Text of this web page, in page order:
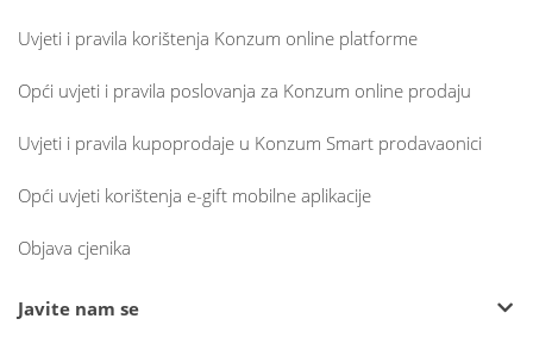
Uvjeti i pravila korištenja Konzum online platforme
Opći uvjeti i pravila poslovanja za Konzum online prodaju
Uvjeti i pravila kupoprodaje u Konzum Smart prodavaonici
Opći uvjeti korištenja e-gift mobilne aplikacije
Objava cjenika
Javite nam se